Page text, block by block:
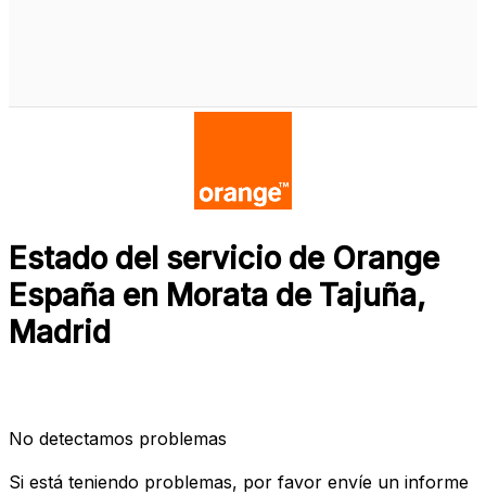
Estado del servicio de Orange
España en Morata de Tajuña,
Madrid
No detectamos problemas
Si está teniendo problemas, por favor envíe un informe